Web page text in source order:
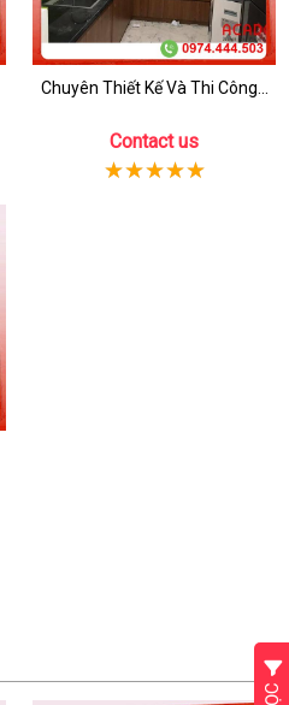
Chuyên Thiết Kế Và Thi Công...
Contact us